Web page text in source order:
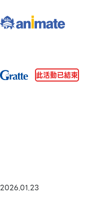
此活動已結束
2026.01.23